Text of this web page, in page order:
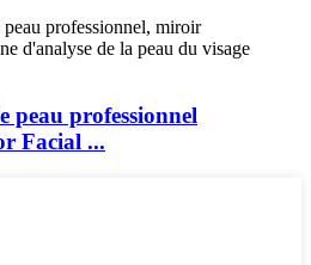
peau professionnel
Facial ...